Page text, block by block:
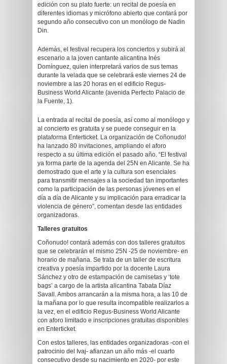
edición con su plato fuerte: un recital de poesía en
diferentes idiomas y micrófono abierto que contará por
segundo año consecutivo con un monólogo de Nadin
Din.
Además, el festival recupera los conciertos y subirá al
escenario a la joven cantante alicantina Inés
Domínguez, quien interpretará varios de sus temas
durante la velada que se celebrará este viernes 24 de
noviembre a las 20 horas en el edificio Regus-
Business World Alicante (avenida Perfecto Palacio de
la Fuente, 1).
La entrada al recital de poesía, así como al monólogo y
al concierto es gratuita y se puede conseguir en la
plataforma Enterticket. La organización de Coñonudo!
ha lanzado 80 invitaciones, ampliando el aforo
respecto a su última edición el pasado año. “El festival
ya forma parte de la agenda del 25N en Alicante. Se ha
demostrado que el arte y la cultura son esenciales
para transmitir mensajes a la sociedad tan importantes
como la participación de las personas jóvenes en el
día a día de Alicante y su implicación para erradicar la
violencia de género”, comentan desde las entidades
organizadoras.
Talleres gratuitos
Coñonudo! contará además con dos talleres gratuitos
que se celebrarán el mismo 25N -25 de noviembre- en
horario de mañana. Se trata de un taller de escritura
creativa y poesía impartido por la docente Laura
Sánchez y otro de estampación de camisetas y ‘tote
bags’ a cargo de la artista alicantina Tabata Díaz
Savall. Ambos arrancarán a la misma hora, a las 10 de
la mañana por lo que resulta incompatible realizarlos a
la vez, en el edificio Regus-Business World Alicante
con aforo limitado e inscripciones gratuitas disponibles
en Enterticket.
Con estos talleres, las entidades organizadoras -con el
patrocinio del Ivaj- afianzan un año más -el cuarto
consecutivo desde su nacimiento en 2020- por este